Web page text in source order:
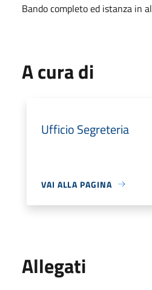
Bando completo ed istanza in
A cura di
Ufficio Segreteria
VAI ALLA PAGINA
Allegati